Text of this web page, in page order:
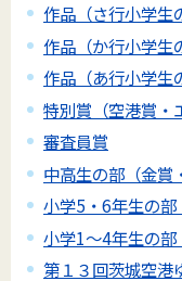
作品（さ行小学生
作品（か行小学生
作品（あ行小学生
特別賞（空港賞・
審査員賞
中高生の部（金賞
小学5・6年生の部
小学1～4年生の部
第１３回茨城空